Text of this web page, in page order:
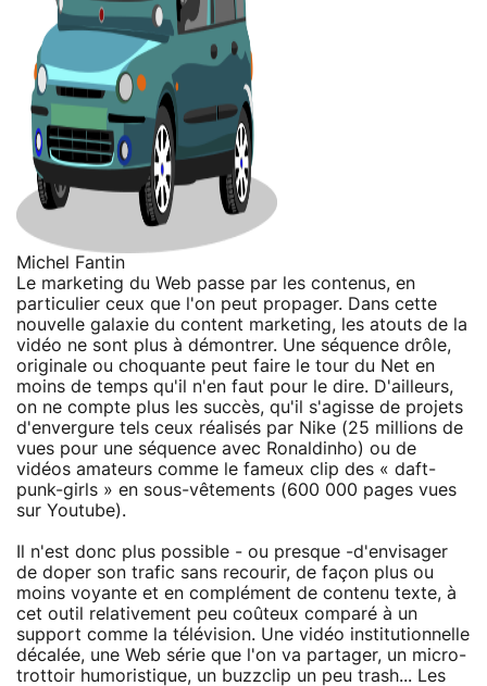
Michel Fantin
Le marketing du Web passe par les contenus, en
particulier ceux que l'on peut propager. Dans cette
nouvelle galaxie du content marketing, les atouts de la
vidéo ne sont plus à démontrer. Une séquence drôle,
originale ou choquante peut faire le tour du Net en
moins de temps qu'il n'en faut pour le dire. D'ailleurs,
on ne compte plus les succès, qu'il s'agisse de projets
d'envergure tels ceux réalisés par Nike (25 millions de
vues pour une séquence avec Ronaldinho) ou de
vidéos amateurs comme le fameux clip des « daft-
punk-girls » en sous-vêtements (600 000 pages vues
sur Youtube).
Il n'est donc plus possible - ou presque -d'envisager
de doper son trafic sans recourir, de façon plus ou
moins voyante et en complément de contenu texte, à
cet outil relativement peu coûteux comparé à un
support comme la télévision. Une vidéo institutionnelle
décalée, une Web série que l'on va partager, un micro-
trottoir humoristique, un buzzclip un peu trash... Les